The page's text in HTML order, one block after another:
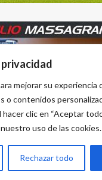
mejorar su experiencia
o contenidos
clic en “Aceptar
uso de las cookies.
Rechazar todo
Desarrollado por